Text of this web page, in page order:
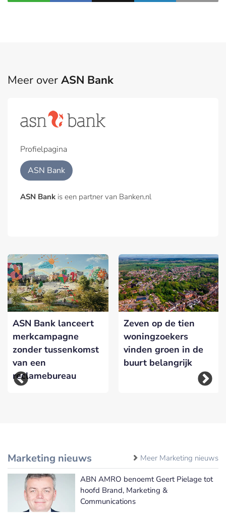
Meer over ASN Bank
Profielpagina
ASN Bank
ASN Bank is een partner van Banken.nl
ASN Bank lanceert
merkcampagne
zonder tussenkomst
van een
reclamebureau
Zeven op de tien
woningzoekers
vinden groen in de
buurt belangrijk
Marketing nieuws Meer Marketing nieuws
ABN AMRO benoemt Geert Pielage tot
hoofd Brand, Marketing &
Communications